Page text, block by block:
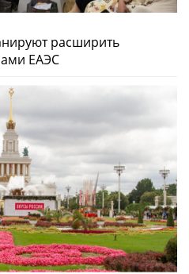
расширить
ЕАЭС